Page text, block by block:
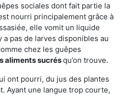
sociales dont fait partie la
nourri principalement grâce à
elle vomit un liquide
a pas de larves disponibles au
chez les guêpes
aliments sucrésqu’on trouve.
ont pourri, du jus des plantes
Ayant une langue trop courte,